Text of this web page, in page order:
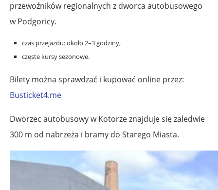
przewoźników regionalnych z dworca autobusowego
w Podgoricy.
czas przejazdu: około 2–3 godziny,
częste kursy sezonowe.
Bilety można sprawdzać i kupować online przez:
Busticket4.me
Dworzec autobusowy w Kotorze znajduje się zaledwie
300 m od nabrzeża i bramy do Starego Miasta.